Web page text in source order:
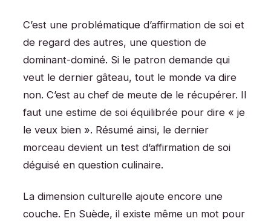
C’est une problématique d’affirmation de soi et
de regard des autres, une question de
dominant-dominé. Si le patron demande qui
veut le dernier gâteau, tout le monde va dire
non. C’est au chef de meute de le récupérer. Il
faut une estime de soi équilibrée pour dire « je
le veux bien ». Résumé ainsi, le dernier
morceau devient un test d’affirmation de soi
déguisé en question culinaire.
La dimension culturelle ajoute encore une
couche. En Suède, il existe même un mot pour